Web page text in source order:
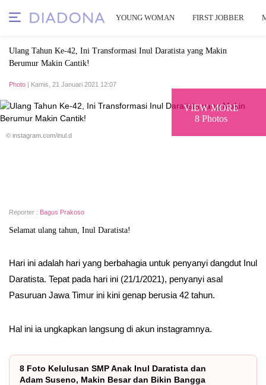
YOUNG WOMAN FIRST JOBBER
Ulang Tahun Ke-42, Ini Transformasi Inul Daratista yang Makin
Berumur Makin Cantik!
Photo | Kamis, 21 Januari 2021 12:07
VIEW MORE
8 Photos
© instagram.com/inul.d
Reporter : Bagus Prakoso
Selamat ulang tahun, Inul Daratista!
Hari ini adalah hari yang berbahagia untuk penyanyi dangdut Inul
Daratista. Tepat pada hari ini (21/1/2021), penyanyi asal
Pasuruan Jawa Timur ini kini genap berusia 42 tahun.
Hal ini ia ungkapkan langsung di akun instagramnya.
8 Foto Kelulusan SMP Anak Inul Daratista dan
Adam Suseno, Makin Besar dan Bikin Bangga